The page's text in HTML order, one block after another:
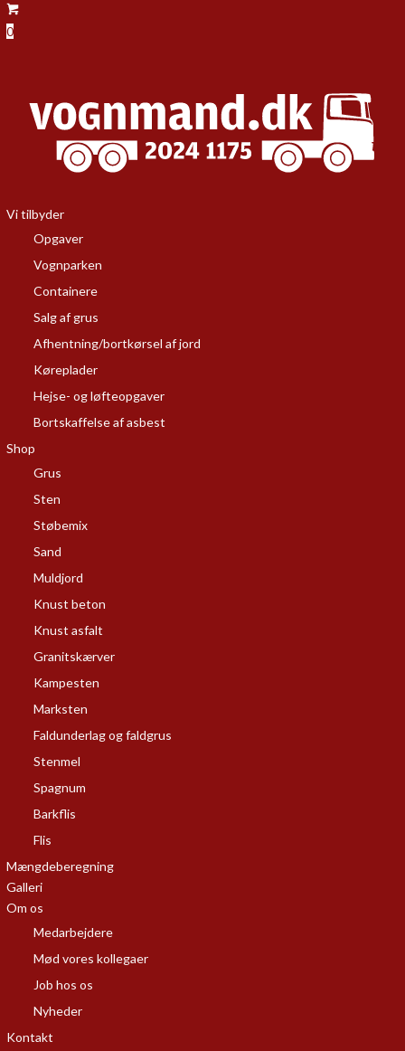
0
Vi tilbyder
Opgaver
Vognparken
Containere
Salg af grus
Afhentning/bortkørsel af jord
Køreplader
Hejse- og løfteopgaver
Bortskaffelse af asbest
Shop
Grus
Sten
Støbemix
Sand
Muldjord
Knust beton
Knust asfalt
Granitskærver
Kampesten
Marksten
Faldunderlag og faldgrus
Stenmel
Spagnum
Barkflis
Flis
Mængdeberegning
Galleri
Om os
Medarbejdere
Mød vores kollegaer
Job hos os
Nyheder
Kontakt